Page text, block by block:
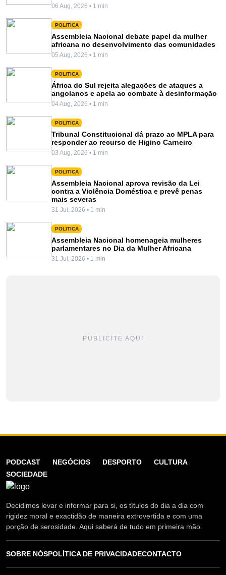
06 Aug, 2026 • 1 min
POLITICA
Assembleia Nacional debate papel da mulher
africana no desenvolvimento das comunidades
05 Aug, 2026 • 1 min
POLITICA
África do Sul rejeita alegações de ataques a
angolanos e apela ao combate à desinformação
04 Aug, 2026 • 1 min
POLITICA
Tribunal Constitucional dá prazo ao MPLA para
responder ao recurso de Higino Carneiro
03 Aug, 2026 • 1 min
POLITICA
Assembleia Nacional aprova revisão da Lei
contra a Violência Doméstica e prevê penas
mais severas
31 Jul, 2026 • 1 min
POLITICA
Assembleia Nacional homenageia mulheres
parlamentares no Dia da Mulher Africana
31 Jul, 2026 • 1 min
PUBLICITE AQUI
PODCAST NEGÓCIOS DESPORTO
CULTURA
SOCIEDADE
Decidimos levar e informar para si, os títulos do dia a dia com
rigidez moral e exactidão de maneira extrovertida e com uma
porção de serosidade. Aqui saberá de tudo em primeira mão.
SOBRE NÓSPOLÍTICA DE PRIVACIDADECONTACTO